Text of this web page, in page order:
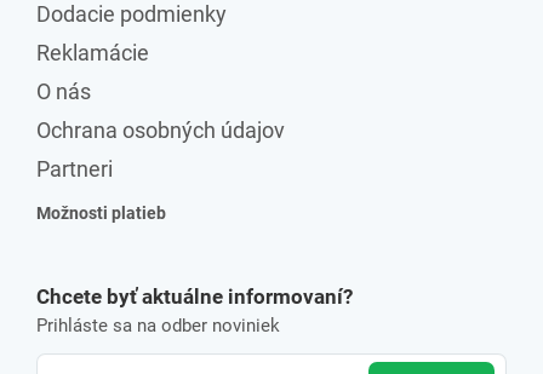
Dodacie podmienky
Reklamácie
O nás
Ochrana osobných údajov
Partneri
Možnosti platieb
Chcete byť aktuálne informovaní?
Prihláste sa na odber noviniek